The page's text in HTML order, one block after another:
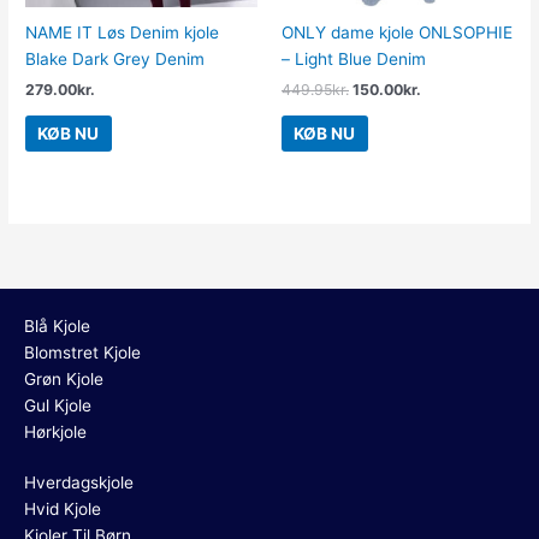
NAME IT Løs Denim kjole
Blake Dark Grey Denim
279.00kr.
KØB NU
ONLY dame kjole ONLSOPHIE
– Light Blue Denim
449.95kr. 150.00kr.
KØB NU
Blå Kjole
Blomstret Kjole
Grøn Kjole
Gul Kjole
Hørkjole
Hverdagskjole
Hvid Kjole